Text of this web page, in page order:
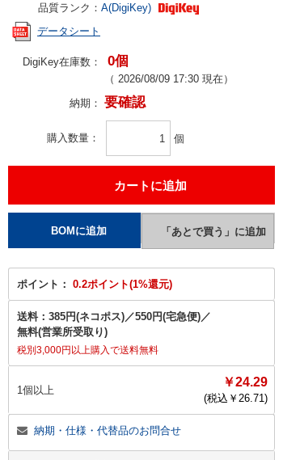
品質ランク： A(DigiKey)
データシート
DigiKey在庫数： 0個
（ 2026/08/09 17:30 現在）
納期： 要確認
購入数量 個
ポイント： 0.2ポイント(1%還元)
送料： 385円(ネコポス)／550円(宅急便)／
無料(営業所受取り)
税別3,000円以上購入で送料無料
1個以上
￥24.29
(税込￥ 26.71)
納期・仕様・代替品のお問合せ